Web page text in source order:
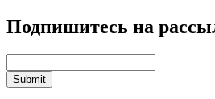
Подпишитесь на